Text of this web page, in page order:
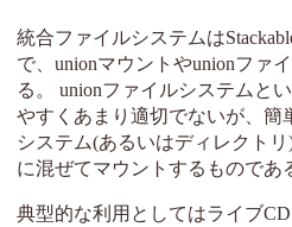
統合ファイルシステムは
で、unionマウントやunionファ
る。 unionファイルシステムと
やすくあまり適切でないが、簡
システム(あるいはディレクト
に混ぜてマウントするものであ
典型的な利用としてはライブ